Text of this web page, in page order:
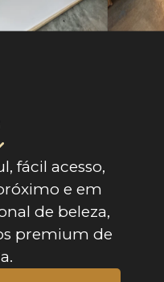
fácil acesso,
e em
de beleza,
premium de